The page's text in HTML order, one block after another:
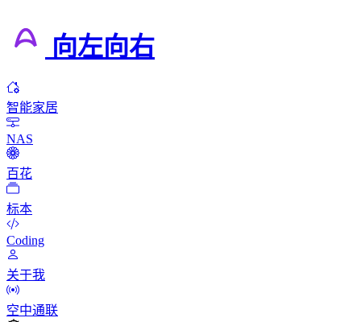
向左向右
智能家居
NAS
百花
标本
Coding
关于我
空中通联